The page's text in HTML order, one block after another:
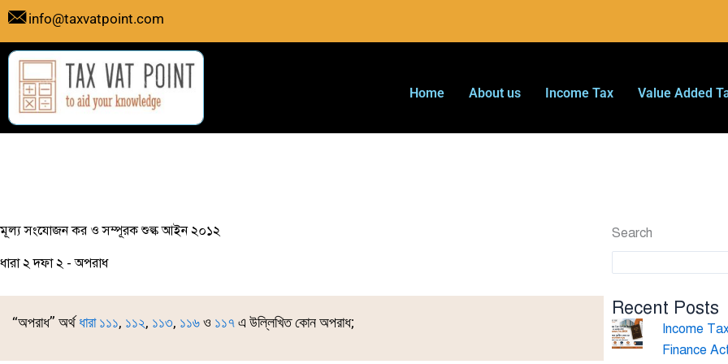
Skip
content
info@taxvatpoint.com
Home About us Income Tax Value Added
মূল্য সংযোজন কর ও সম্পূরক শুল্ক আইন ২০১২
ধারা ২ দফা ২ - অপরাধ
‘‘অপরাধ’’ অর্থধারা ১১১, ১১২, ১১৩, ১১৬ও ১১৭এ উল্লিখিত কোন অপরাধ;
Search
Recent Posts
Income
Finance